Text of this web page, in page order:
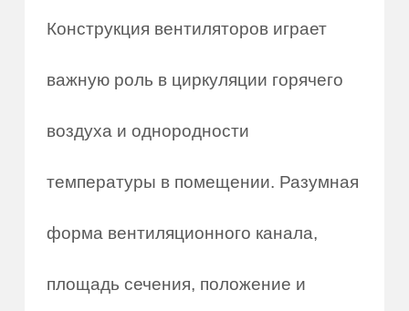
Конструкция вентиляторов играет
важную роль в циркуляции горячего
воздуха и однородности
температуры в помещении. Разумная
форма вентиляционного канала,
площадь сечения, положение и